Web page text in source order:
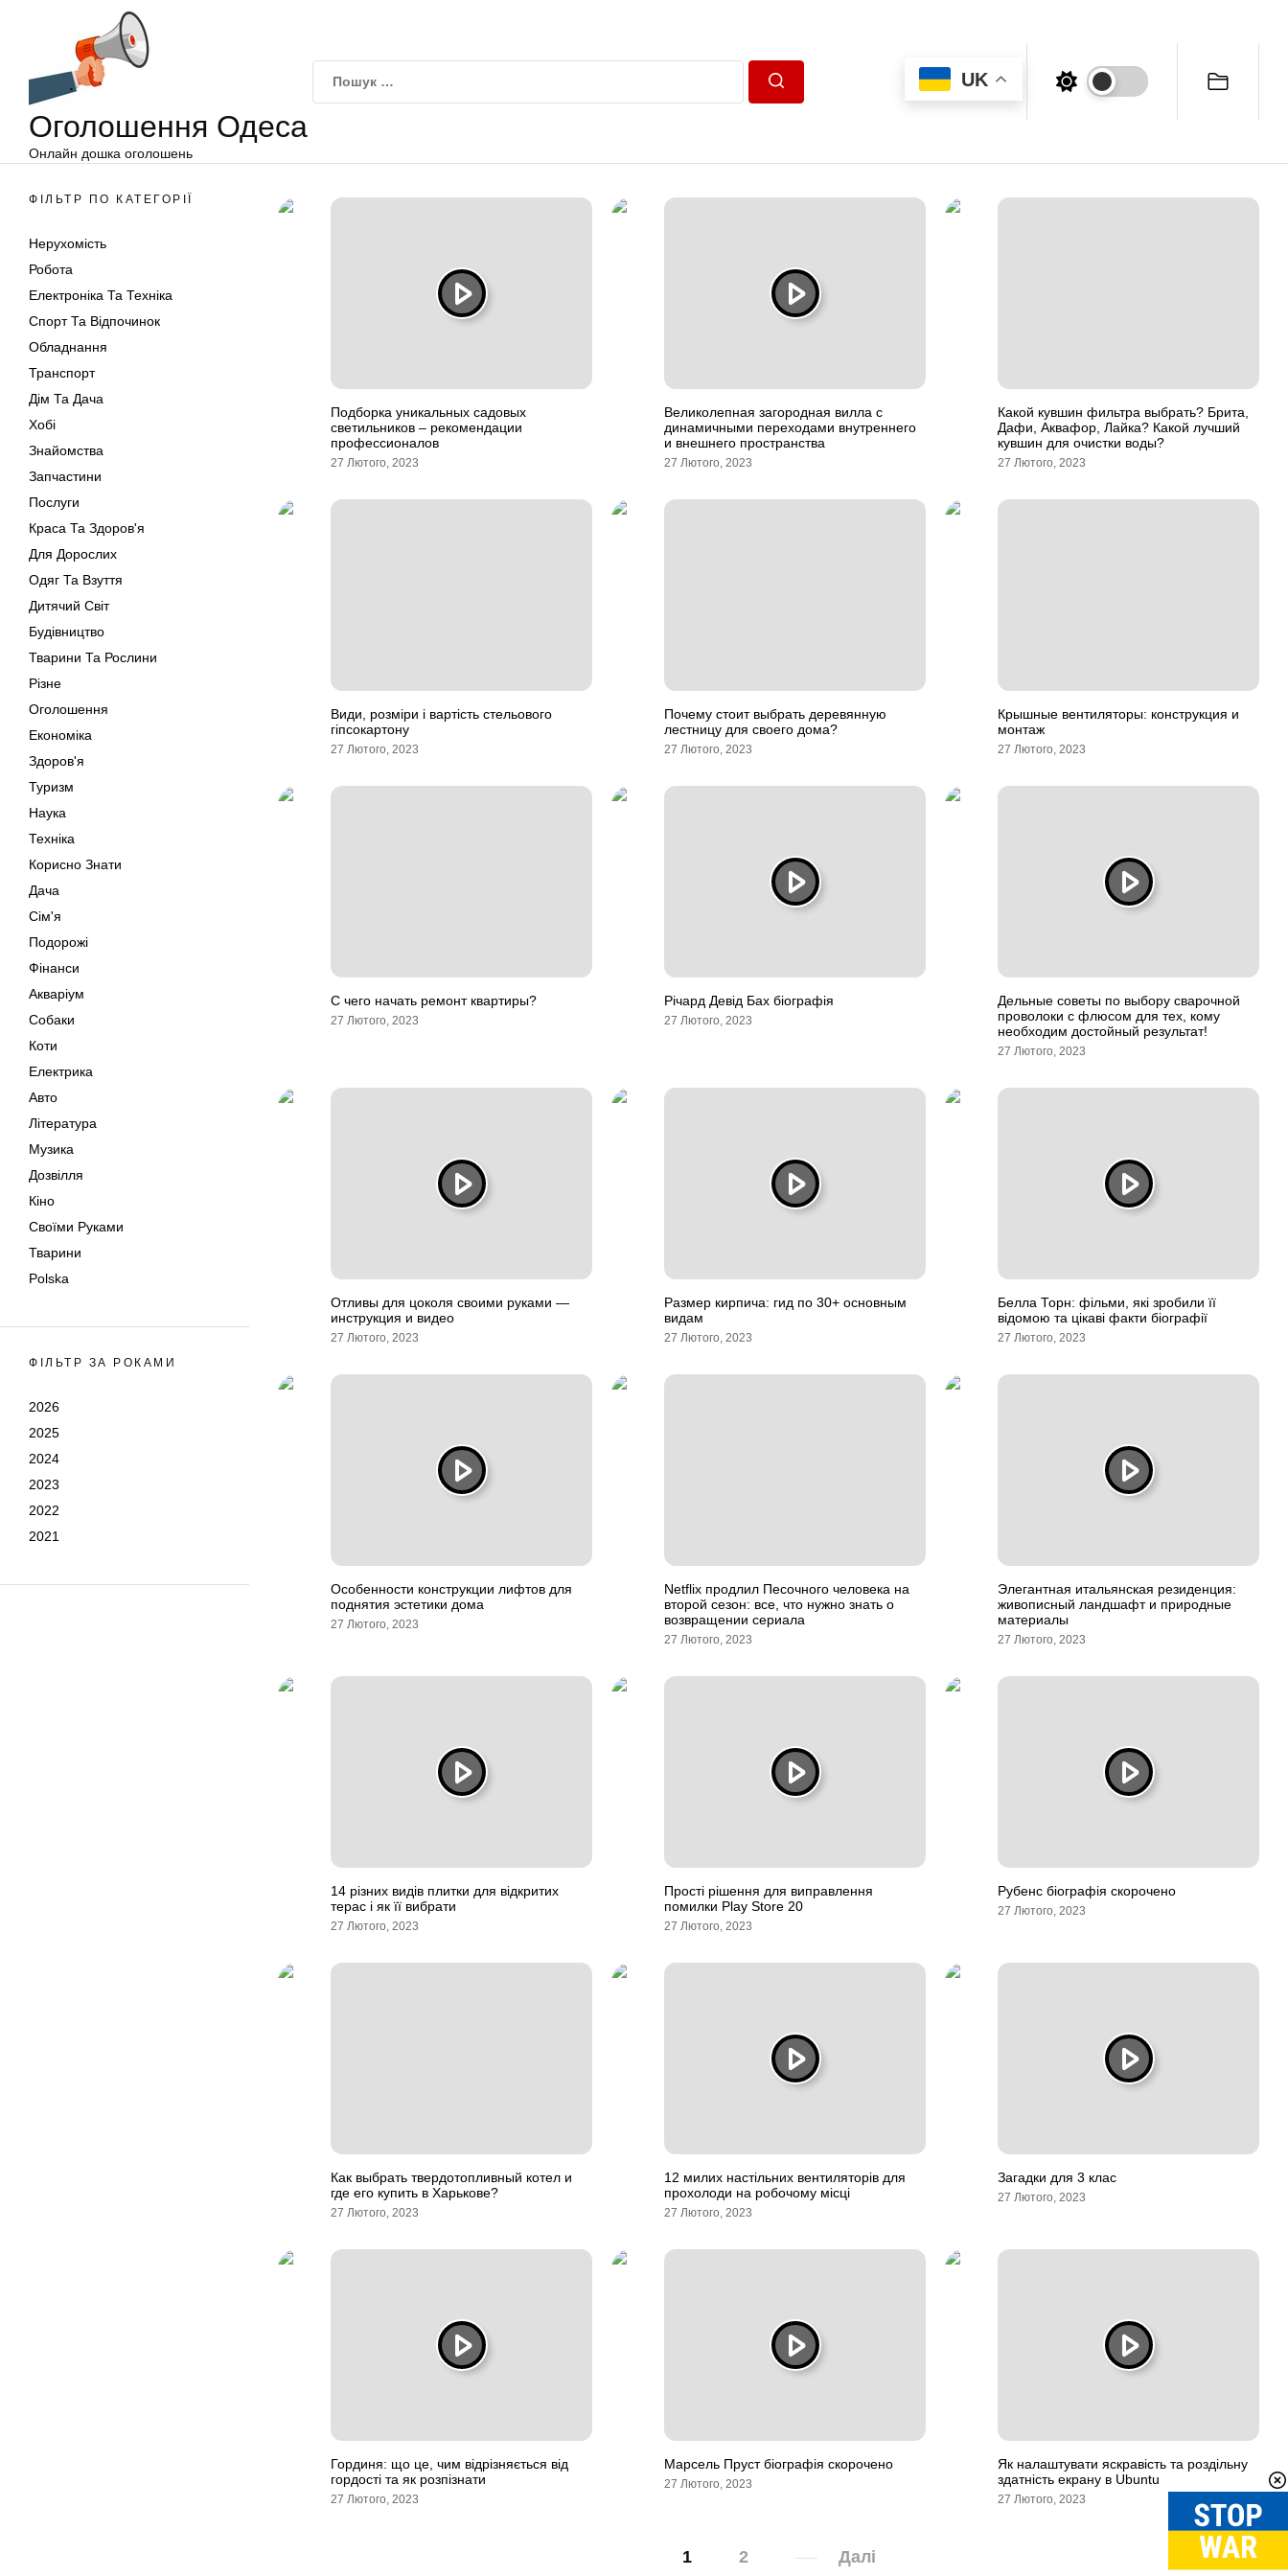
Оголошення Одеса
Онлайн дошка оголошень
UK
ФІЛЬТР ПО КАТЕГОРІЇ
Нерухомість
Робота
Електроніка Та Техніка
Спорт Та Відпочинок
Обладнання
Транспорт
Дім Та Дача
Хобі
Знайомства
Запчастини
Послуги
Краса Та Здоров'я
Для Дорослих
Одяг Та Взуття
Дитячий Світ
Будівництво
Тварини Та Рослини
Різне
Оголошення
Економіка
Здоров'я
Туризм
Наука
Техніка
Корисно Знати
Дача
Сім'я
Подорожі
Фінанси
Акваріум
Собаки
Коти
Електрика
Авто
Література
Музика
Дозвілля
Кіно
Своїми Руками
Тварини
Polska
ФІЛЬТР ЗА РОКАМИ
2026
2025
2024
2023
2022
2021
Подборка уникальных садовых
светильников – рекомендации
профессионалов
27 Лютого, 2023
Великолепная загородная вилла с
динамичными переходами внутреннего
и внешнего пространства
27 Лютого, 2023
Какой кувшин фильтра выбрать? Брита,
Дафи, Аквафор, Лайка? Какой лучший
кувшин для очистки воды?
27 Лютого, 2023
Види, розміри і вартість стельового
гіпсокартону
27 Лютого, 2023
Почему стоит выбрать деревянную
лестницу для своего дома?
27 Лютого, 2023
Крышные вентиляторы: конструкция и
монтаж
27 Лютого, 2023
С чего начать ремонт квартиры?
27 Лютого, 2023
Річард Девід Бах біографія
27 Лютого, 2023
Дельные советы по выбору сварочной
проволоки с флюсом для тех, кому
необходим достойный результат!
27 Лютого, 2023
Отливы для цоколя своими руками —
инструкция и видео
27 Лютого, 2023
Размер кирпича: гид по 30+ основным
видам
27 Лютого, 2023
Белла Торн: фільми, які зробили її
відомою та цікаві факти біографії
27 Лютого, 2023
Особенности конструкции лифтов для
поднятия эстетики дома
27 Лютого, 2023
Netflix продлил Песочного человека на
второй сезон: все, что нужно знать о
возвращении сериала
27 Лютого, 2023
Элегантная итальянская резиденция:
живописный ландшафт и природные
материалы
27 Лютого, 2023
14 різних видів плитки для відкритих
терас і як її вибрати
27 Лютого, 2023
Прості рішення для виправлення
помилки Play Store 20
27 Лютого, 2023
Рубенс біографія скорочено
27 Лютого, 2023
Как выбрать твердотопливный котел и
где его купить в Харькове?
27 Лютого, 2023
12 милих настільних вентиляторів для
прохолоди на робочому місці
27 Лютого, 2023
Загадки для 3 клас
27 Лютого, 2023
Гординя: що це, чим відрізняється від
гордості та як розпізнати
27 Лютого, 2023
Марсель Пруст біографія скорочено
27 Лютого, 2023
Як налаштувати яскравість та роздільну
здатність екрану в Ubuntu
27 Лютого, 2023
1 2 Далі